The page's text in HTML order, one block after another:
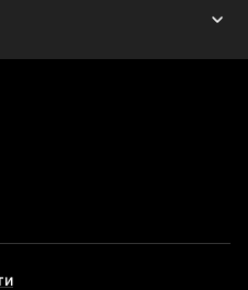
образование